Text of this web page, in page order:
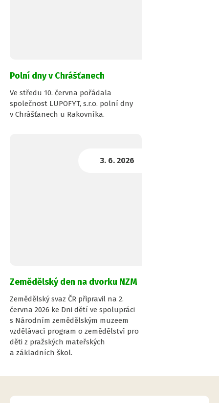
Polní dny v Chrášťanech
Ve středu 10. června pořádala
společnost LUPOFYT, s.r.o. polní dny
v Chrášťanech u Rakovníka.
Zemědělský den na dvorku NZM
Zemědělský svaz ČR připravil na 2.
června 2026 ke Dni dětí ve spolupráci
s Národním zemědělským muzeem
vzdělávací program o zemědělství pro
děti z pražských mateřských
a základních škol.